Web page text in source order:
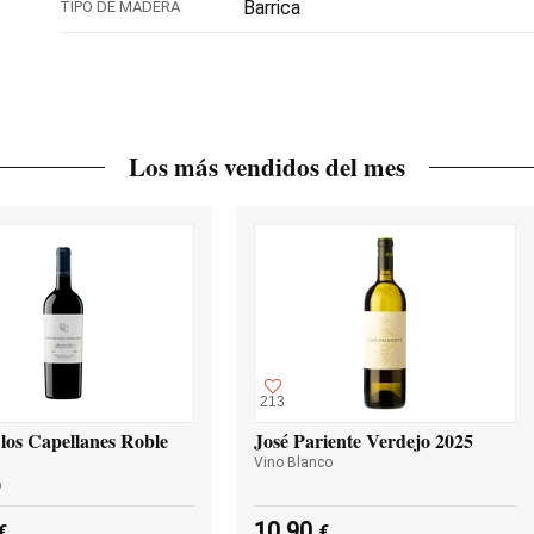
TIPO DE MADERA Barrica
Los más vendidos del mes
Capellanes Roble
213
José Pariente Verdejo 2025
Vino Blanco